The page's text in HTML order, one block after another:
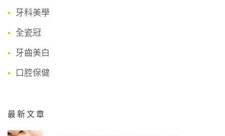
牙科美學
全瓷冠
牙齒美白
口腔保健
最新文章